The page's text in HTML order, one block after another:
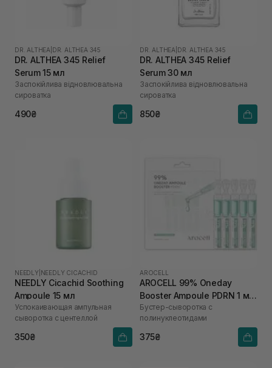
DR. ALTHEA DR. ALTHEA 345
DR. ALTHEA 345 Relief
Serum 15 мл
Заспокійлива відновлювальна
сироватка
490₴
DR. ALTHEA DR. ALTHEA 345
DR. ALTHEA 345 Relief
Serum 30 мл
Заспокійлива відновлювальна
сироватка
850₴
NEEDLY NEEDLY CICACHID
NEEDLY Cicachid Soothing
Ampoule 15 мл
Успокаивающая ампульная
сыворотка с центеллой
350₴
AROCELL
AROCELL 99% Oneday
Booster Ampoule PDRN 1 мл
х 5 шт
Бустер-сыворотка с
полинуклеотидами
375₴